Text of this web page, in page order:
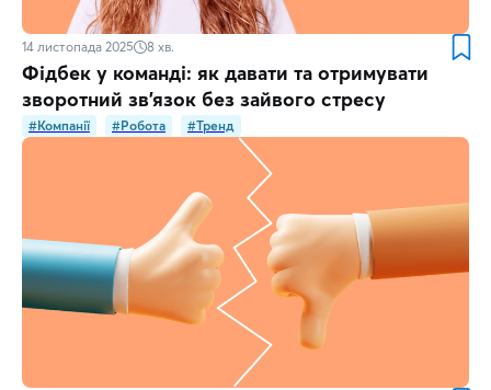
14 листопада 2025 8 хв.
Фідбек у команді: як давати та отримувати
зворотний зв’язок без зайвого стресу
#Компанії #Робота #Тренд